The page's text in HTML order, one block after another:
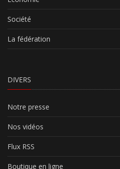
Société
La fédération
DIVERS
Notre presse
Nos vidéos
Flux RSS
Boutique en ligne